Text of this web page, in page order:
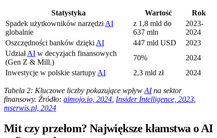
Statystyka Wartość
Rok
Spadek użytkowników narzędzi AI
globalnie
z 1,8 mld do
637 mln
2023-
2024
Oszczędności banków dzięki AI 447 mld USD
2023
UdziałAI w decyzjach finansowych
(Gen Z & Mill.)
70%
2024
Inwestycje w polskie startupy AI 2,3 mld zł 2024
Tabela 2: Kluczowe liczby pokazujące wpływ AIna sektor
finansowy. Źródło: aimojo.io, 2024 Insider Intelligence, 2023
mserwis.pl, 2024
Mit czy przełom? Największe kłamstwa o AI